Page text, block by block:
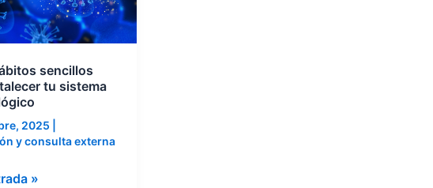
sencillos
tu sistema
2025
y consulta externa
»